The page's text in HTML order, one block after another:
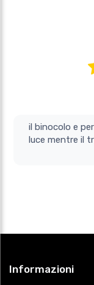
il binocolo e perfetto si vede anche
luce mentre il
Informazioni